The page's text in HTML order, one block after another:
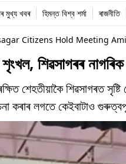
ব্যৱসায়
মুখ্য খবৰ হিমন্ত বিশ্ব শৰ্মা ৰাজনীতি
Citizens Hold Meeting
শিৱসাগৰৰ
শেহতীয়াকৈ শিৱসাগৰত
কৰাৰ লগতে কেইবাটাও